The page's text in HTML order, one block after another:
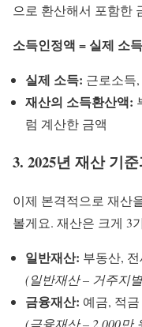
으로 환산해서 포함한
소득인정액 = 실제 소
실제 소득: 근로소득
재산의 소득환산액:
럼 계산한 금액
3. 2025년 재산 기
이제 본격적으로 재산
볼게요. 재산은 크게 3
일반재산: 부동산,
(일반재산 – 거주지
금융재산: 예금, 적
(금융재산 – 2,000만